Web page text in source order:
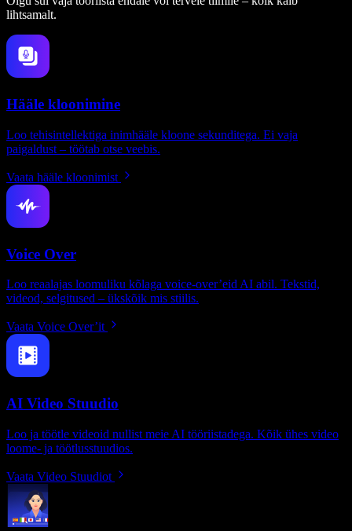
lihtsamalt.
Hääle kloonimine
Loo tehisintellektiga inimhääle kloone sekunditega. Ei vaja
paigaldust – töötab otse veebis.
Vaata hääle kloonimist
Voice Over
Loo reaalajas loomuliku kõlaga voice-over’eid AI abil. Tekstid,
videod, selgitused – ükskõik mis stiilis.
Vaata Voice Over’it
AI Video Stuudio
Loo ja töötle videoid nullist meie AI tööriistadega. Kõik ühes video
loome- ja töötlusstuudios.
Vaata Video Stuudiot